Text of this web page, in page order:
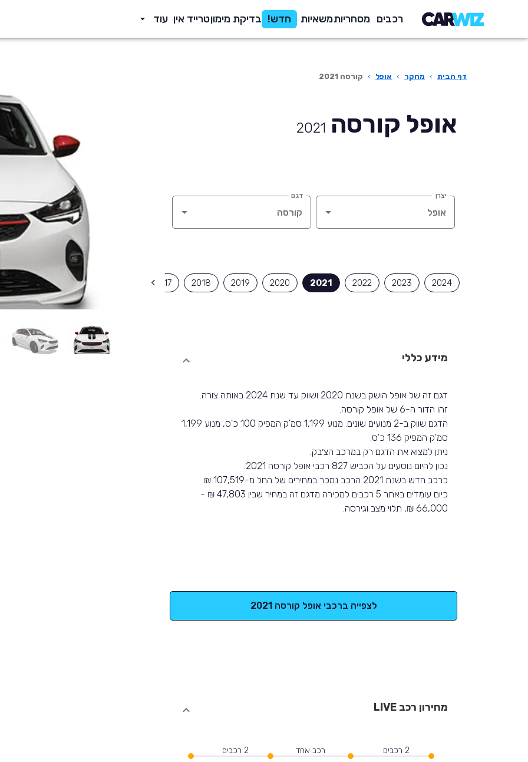
רכבים מסחריותמשאיות חדש! בדיקת מימוןטרייד אין עוד
דף הבית › מחקר › אופל › קורסה 2021
אופל קורסה 2021
יצרן דגם
2024
2023
2022
2021
2020
2019
2018
2017
2015
2014
מידע כללי
דגם זה של אופל הושק בשנת 2020 ושווק עד שנת 2024 באותה צורה.
זהו הדור ה-6 של אופל קורסה.
הדגם שווק ב-2 מנועים שונים. מנוע 1,199 סמ'ק המפיק 100 כ'ס, מנוע 1,199
סמ'ק המפיק 136 כ'ס.
ניתן למצוא את הדגם רק במרכב הצ׳בק.
נכון להיום נוסעים על הכביש 827 רכבי אופל קורסה 2021.
כרכב חדש בשנת 2021 הרכב נמכר במחירים של החל מ-107,519 ₪.
כיום עומדים באתר 5 רכבים למכירה מדגם זה במחיר שבין 47,803 ₪ -
66,000 ₪, תלוי מצב וגירסה.
לצפייה ברכבי אופל קורסה 2021
מחירון רכב LIVE
2 רכבים רכב אחד 2 רכבים